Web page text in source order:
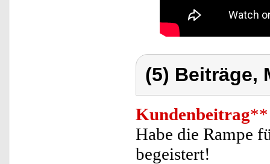
(5) Beiträge,
Kundenbeitrag**
Habe die Rampe
begeistert!